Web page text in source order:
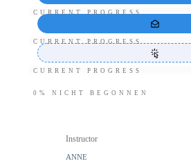
CURRENT PROGRESS
CURRENT PROGRESS
CURRENT PROGRESS
0% NICHT BEGONNEN
Instructor
ANNE